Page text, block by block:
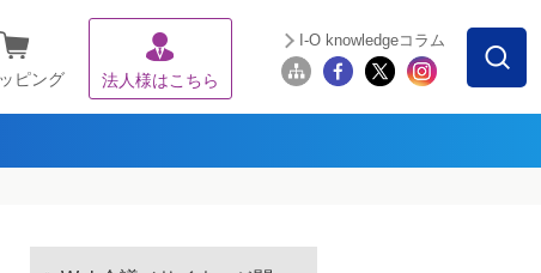
ピング 法人様はこちら
I-O knowledgeコラム